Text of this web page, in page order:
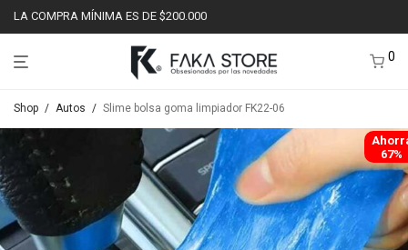
LA COMPRA MÍNIMA ES DE $200.000
0
Shop / Autos / Slime bolsa goma limpiador FK22-06
67%